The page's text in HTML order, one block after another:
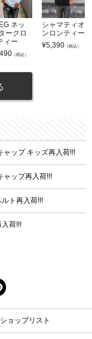
ネッ
ークロ
ィー
（税込）
シャマティオ
ンロンティー
¥5,390 （税込）
ャップ キッズ再入荷!!!
ャップ再入荷!!!
ト再入荷!!!
荷!!!
荷!!!
ツ再入荷!!!
ショップリスト